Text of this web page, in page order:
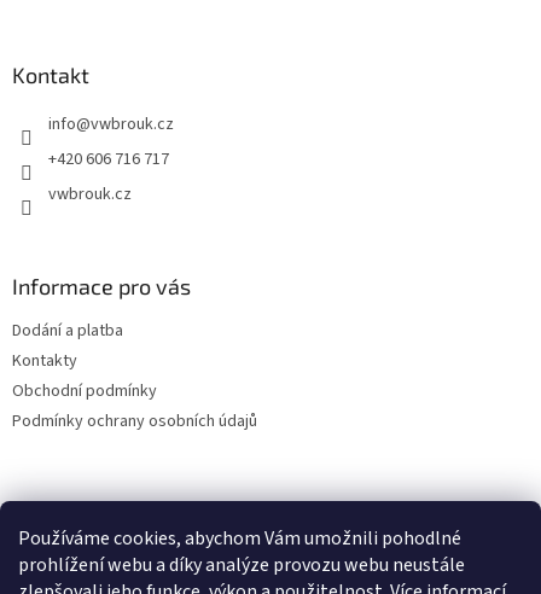
Používáme cookies, abychom Vám umožnili pohodlné
prohlížení webu a díky analýze provozu webu neustále
Kontakt
info@vwbrouk.cz
+420 606 716 717
vwbrouk.cz
Informace pro vás
Dodání a platba
Kontakty
Obchodní podmínky
Podmínky ochrany osobních údajů